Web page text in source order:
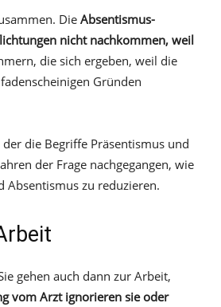
Die Absentismus-
nicht nachkommen, weil
die sich ergeben, weil die
Gründen
die Begriffe Präsentismus und
der Frage nachgegangen, wie
Absentismus zu reduzieren.
gehen auch dann zur Arbeit,
vom Arzt ignorieren sie oder